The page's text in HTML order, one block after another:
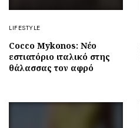
LIFESTYLE
Cocco Mykonos: Νέο
εστιατόριο ιταλικό στης
θάλασσας τον αφρό